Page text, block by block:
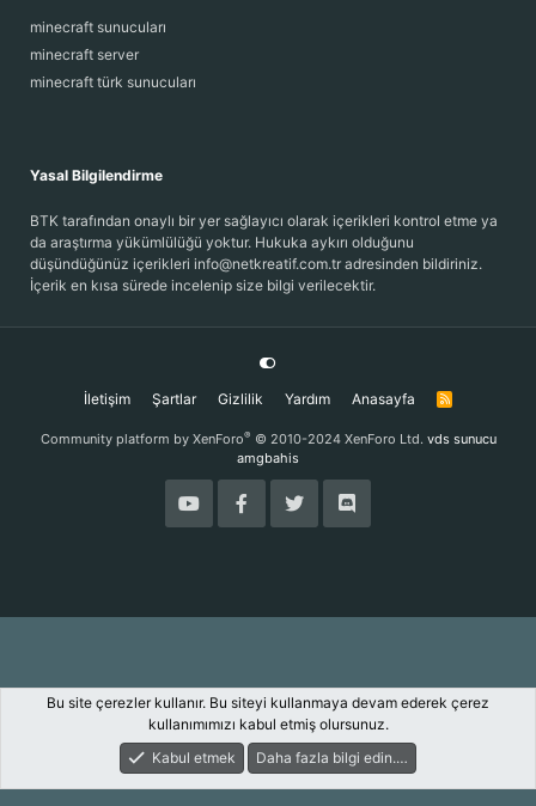
minecraft sunucuları
minecraft server
minecraft türk sunucuları
Yasal Bilgilendirme
BTK tarafından onaylı bir yer sağlayıcı olarak içerikleri kontrol etme ya
da araştırma yükümlülüğü yoktur. Hukuka aykırı olduğunu
düşündüğünüz içerikleri info@netkreatif.com.tr adresinden bildiriniz.
İçerik en kısa sürede incelenip size bilgi verilecektir.
İletişim Şartlar Gizlilik Yardım Anasayfa
R
Community platform by XenForo® © 2010-2024 XenForo Ltd. vds sunucu
amgbahis
Keşfet Giriş Yap Kayıt Ol
Bu site çerezler kullanır. Bu siteyi kullanmaya devam ederek çerez
kullanımımızı kabul etmiş olursunuz.
Kabul etmek
Daha fazla bilgi edin.…